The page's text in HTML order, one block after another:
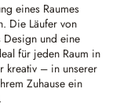
eines Raumes
Die Läufer von
Design und eine
für jeden Raum in
kreativ – in unserer
Zuhause ein